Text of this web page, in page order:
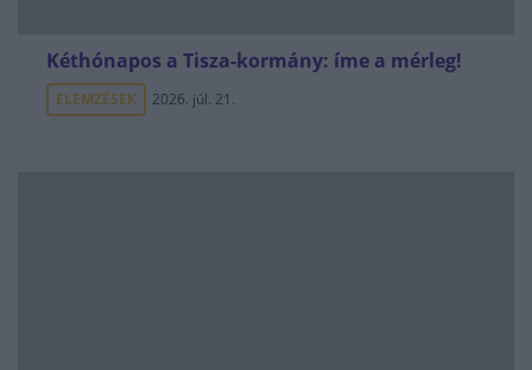
Kéthónapos a Tisza-kormány: íme a mérleg!
ELEMZÉSEK 2026. júl. 21.